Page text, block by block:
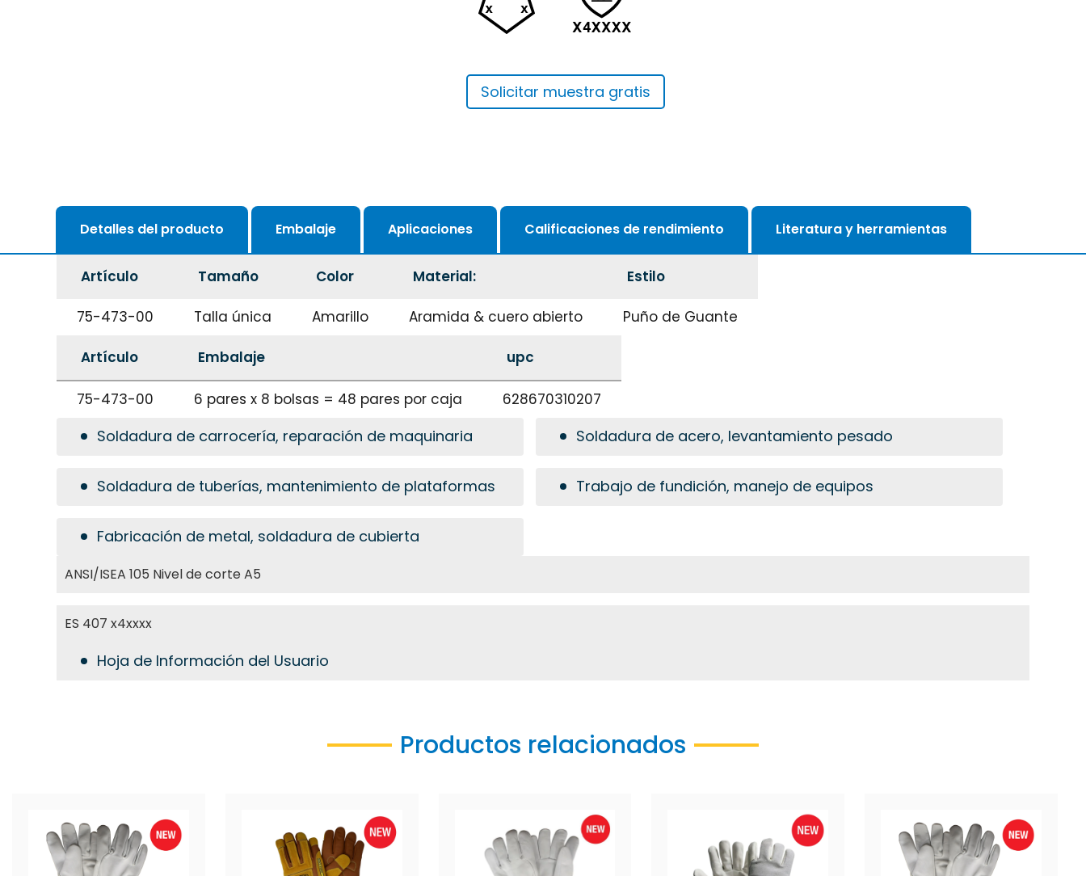
Solicitar muestra gratis
Detalles del producto Embalaje Aplicaciones Calificaciones de rendimiento Literatura y herramientas
Artículo Tamaño Color Material: Estilo
75-473-00 Talla única Amarillo Aramida & cuero abierto Puño de Guante
Artículo Embalaje upc
75-473-00 6 pares x 8 bolsas = 48 pares por caja 628670310207
Soldadura de carrocería, reparación de maquinaria Soldadura de acero, levantamiento pesado
Soldadura de tuberías, mantenimiento de plataformas Trabajo de fundición, manejo de equipos
Fabricación de metal, soldadura de cubierta
ANSI/ISEA 105 Nivel de corte A5
ES 407 x4xxxx
Hoja de Información del Usuario
Productos relacionados